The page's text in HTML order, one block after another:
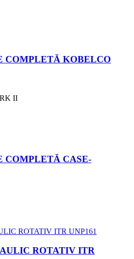
COMPLETĂ KOBELCO
II
COMPLETĂ CASE-
ROTATIV ITR